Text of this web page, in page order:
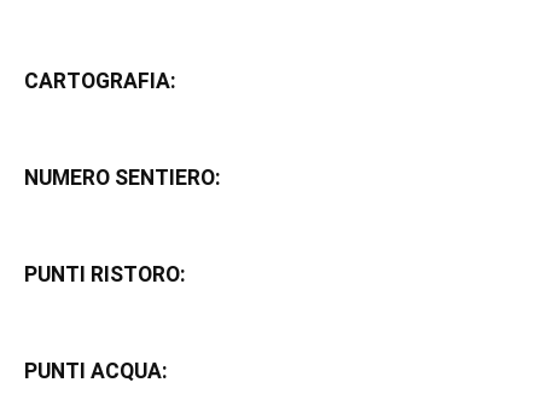
CARTOGRAFIA:
NUMERO SENTIERO:
PUNTI RISTORO:
PUNTI ACQUA: